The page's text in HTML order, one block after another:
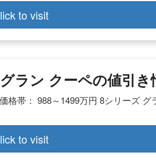
to visit
ラン クーペの値引き
格帯： 988～1499万円 8シリーズ グ
to visit